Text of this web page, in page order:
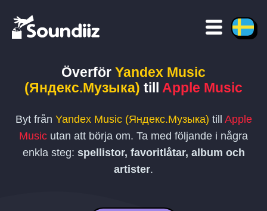
Överför Yandex Music
(Яндекс.Музыка) till Apple Music
Byt från Yandex Music (Яндекс.Музыка) till Apple
Music utan att börja om. Ta med följande i några
enkla steg: spellistor, favoritlåtar, album och
artister.